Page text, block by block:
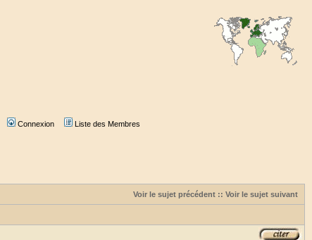
Connexion Liste des Membres
Voir le sujet précédent :: Voir le sujet suivant